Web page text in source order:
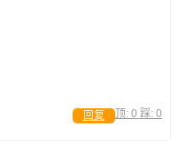
顶: 0 踩: 0
回复